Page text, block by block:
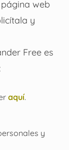
web
y
Free es
aquí.
y